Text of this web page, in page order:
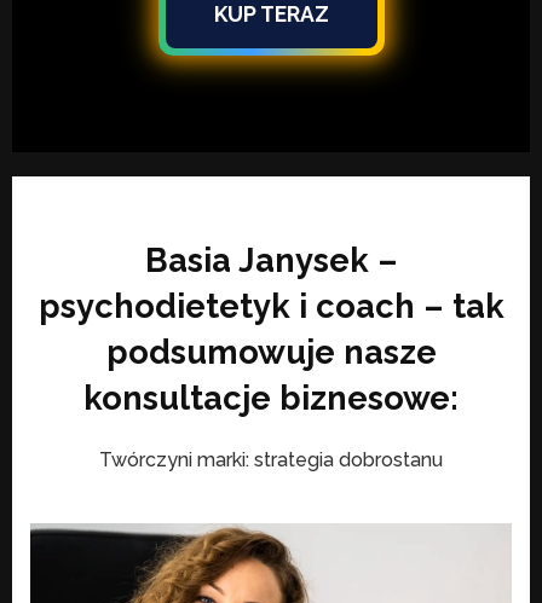
KUP TERAZ
Basia Janysek –
psychodietetyk i coach – tak
podsumowuje nasze
konsultacje biznesowe:
Twórczyni marki: strategia dobrostanu